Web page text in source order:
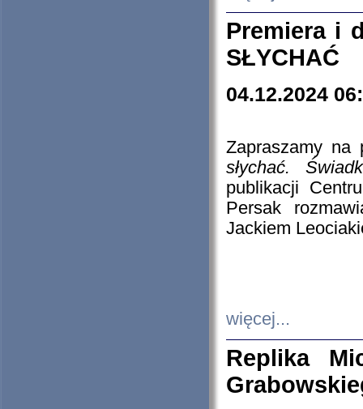
Premiera i
SŁYCHAĆ
04.12.2024
Zapraszamy
słychać.
publikacji
Persak
Jackiem
więcej...
Replika